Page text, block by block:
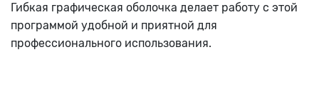
Гибкая графическая оболочка делает работу с этой
программой удобной и приятной для
профессионального использования.